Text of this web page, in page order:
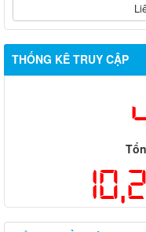
THỐNG KÊ TRUY CẬP